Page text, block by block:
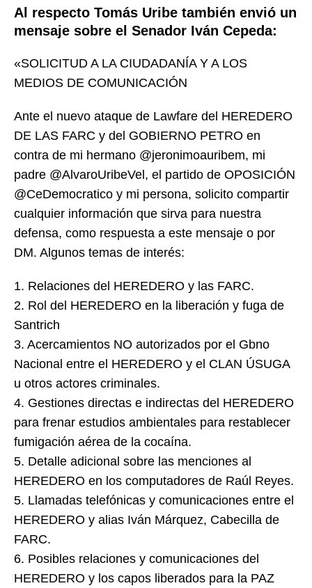
Al respecto Tomás Uribe también envió un
mensaje sobre el Senador Iván Cepeda:
«SOLICITUD A LA CIUDADANÍA Y A LOS
MEDIOS DE COMUNICACIÓN
Ante el nuevo ataque de Lawfare del HEREDERO
DE LAS FARC y del GOBIERNO PETRO en
contra de mi hermano @jeronimoauribem, mi
padre @AlvaroUribeVel, el partido de OPOSICIÓN
@CeDemocratico y mi persona, solicito compartir
cualquier información que sirva para nuestra
defensa, como respuesta a este mensaje o por
DM. Algunos temas de interés:
1. Relaciones del HEREDERO y las FARC.
2. Rol del HEREDERO en la liberación y fuga de
Santrich
3. Acercamientos NO autorizados por el Gbno
Nacional entre el HEREDERO y el CLAN ÚSUGA
u otros actores criminales.
4. Gestiones directas e indirectas del HEREDERO
para frenar estudios ambientales para restablecer
fumigación aérea de la cocaína.
5. Detalle adicional sobre las menciones al
HEREDERO en los computadores de Raúl Reyes.
5. Llamadas telefónicas y comunicaciones entre el
HEREDERO y alias Iván Márquez, Cabecilla de
FARC.
6. Posibles relaciones y comunicaciones del
HEREDERO y los capos liberados para la PAZ